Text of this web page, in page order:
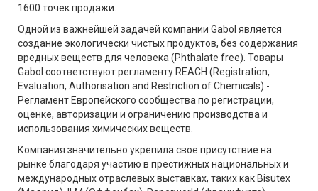
1600 точек продажи.
Одной из важнейшей задачей компании Gabol является
создание экологически чистых продуктов, без содержания
вредных веществ для человека (Phthalate free). Товары
Gabol соответствуют регламенту REACH (Registration,
Evaluation, Authorisation and Restriction of Chemicals) -
Регламент Европейского сообщества по регистрации,
оценке, авторизации и ограничению производства и
использования химических веществ.
Компания значительно укрепила свое присутствие на
рынке благодаря участию в престижных национальных и
международных отраслевых выставках, таких как Bisutex